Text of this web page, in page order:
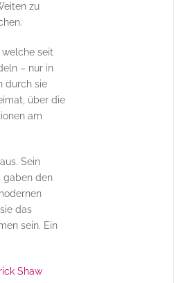
zu
welche seit
– nur in
durch sie
über die
am
Sein
gaben den
das
sein. Ein
Shaw